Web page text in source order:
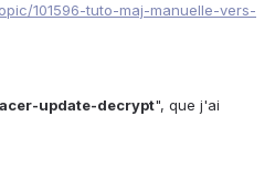
101596-tuto-maj-manuelle-vers-
acer-update-decrypt", que j'ai